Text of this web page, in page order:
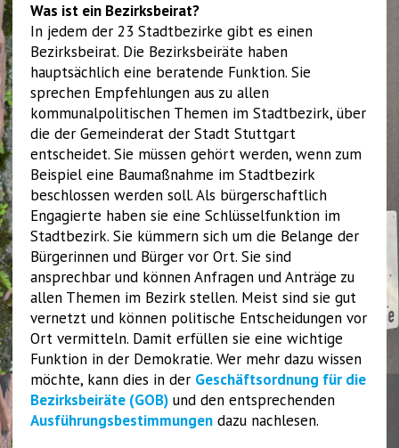
Was ist ein Bezirksbeirat?
In jedem der 23 Stadtbezirke gibt es einen
Bezirksbeirat. Die Bezirksbeiräte haben
hauptsächlich eine beratende Funktion. Sie
sprechen Empfehlungen aus zu allen
kommunalpolitischen Themen im Stadtbezirk, über
die der Gemeinderat der Stadt Stuttgart
entscheidet. Sie müssen gehört werden, wenn zum
Beispiel eine Baumaßnahme im Stadtbezirk
beschlossen werden soll. Als bürgerschaftlich
Engagierte haben sie eine Schlüsselfunktion im
Stadtbezirk. Sie kümmern sich um die Belange der
Bürgerinnen und Bürger vor Ort. Sie sind
ansprechbar und können Anfragen und Anträge zu
allen Themen im Bezirk stellen. Meist sind sie gut
vernetzt und können politische Entscheidungen vor
Ort vermitteln. Damit erfüllen sie eine wichtige
Funktion in der Demokratie. Wer mehr dazu wissen
möchte, kann dies in der Geschäftsordnung für die
Bezirksbeiräte (GOB)und den entsprechenden
Ausführungsbestimmungendazu nachlesen.